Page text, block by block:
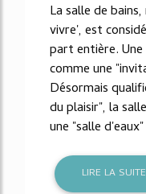
La salle de
vivre', est
part entière. Une
comme une
Désormais
du plaisir", la
une "salle
LIRE LA SUITE